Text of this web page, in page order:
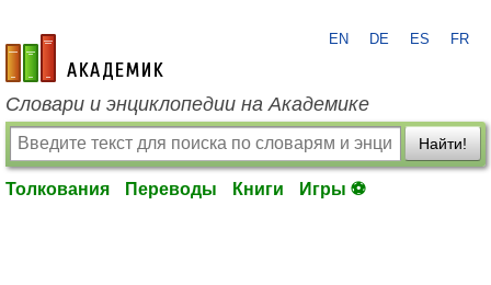
academic.ru
EN DE ES FR
Словари и энциклопедии на Академике
Найти!
Толкования Переводы Книги Игры ⚽